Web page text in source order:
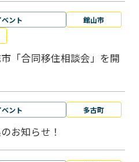
ベント
館山市
「合同移住相談会」を開
ベント 多古町
お知らせ！